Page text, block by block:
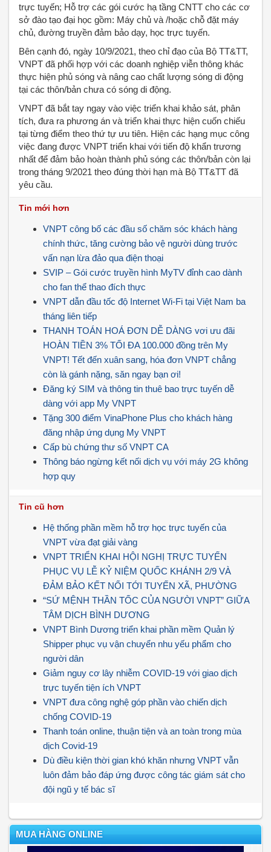
trực tuyến; Hỗ trợ các gói cước hạ tầng CNTT cho các cơ
sở đào tạo đại học gồm: Máy chủ và /hoặc chỗ đặt máy
chủ, đường truyền đảm bảo dạy, học trực tuyến.
Bên cạnh đó, ngày 10/9/2021, theo chỉ đạo của Bộ TT&TT,
VNPT đã phối hợp với các doanh nghiệp viễn thông khác
thực hiện phủ sóng và nâng cao chất lượng sóng di động
tại các thôn/bản chưa có sóng di động.
VNPT đã bắt tay ngay vào việc triển khai khảo sát, phân
tích, đưa ra phương án và triển khai thực hiện cuốn chiếu
tại từng điểm theo thứ tự ưu tiên. Hiện các hạng mục công
việc đang được VNPT triển khai với tiến độ khẩn trương
nhất để đảm bảo hoàn thành phủ sóng các thôn/bản còn lại
trong tháng 9/2021 theo đúng thời hạn mà Bộ TT&TT đã
yêu cầu.
Tin mới hơn
VNPT công bố các đầu số chăm sóc khách hàng
chính thức, tăng cường bảo vệ người dùng trước
vấn nạn lừa đảo qua điện thoại
SVIP – Gói cước truyền hình MyTV đỉnh cao dành
cho fan thể thao đích thực
VNPT dẫn đầu tốc độ Internet Wi-Fi tại Việt Nam ba
tháng liên tiếp
THANH TOÁN HOÁ ĐƠN DỄ DÀNG vơi ưu đãi
HOÀN TIỀN 3% TỐI ĐA 100.000 đồng trên My
VNPT! Tết đến xuân sang, hóa đơn VNPT chẳng
còn là gánh nặng, săn ngay bạn ơi!
Đăng ký SIM và thông tin thuê bao trực tuyến dễ
dàng với app My VNPT
Tặng 300 điểm VinaPhone Plus cho khách hàng
đăng nhập ứng dụng My VNPT
Cấp bù chứng thư số VNPT CA
Thông báo ngừng kết nối dịch vụ với máy 2G không
hợp quy
Tin cũ hơn
Hệ thống phần mềm hỗ trợ học trực tuyến của
VNPT vừa đạt giải vàng
VNPT TRIỂN KHAI HỘI NGHỊ TRỰC TUYẾN
PHỤC VỤ LỄ KỶ NIỆM QUỐC KHÁNH 2/9 VÀ
ĐẢM BẢO KẾT NỐI TỚI TUYẾN XÃ, PHƯỜNG
“SỨ MỆNH THẦN TỐC CỦA NGƯỜI VNPT” GIỮA
TÂM DỊCH BÌNH DƯƠNG
VNPT Bình Dương triển khai phần mềm Quản lý
Shipper phục vụ vận chuyển nhu yếu phẩm cho
người dân
Giảm nguy cơ lây nhiễm COVID-19 với giao dịch
trực tuyến tiện ích VNPT
VNPT đưa công nghệ góp phần vào chiến dịch
chống COVID-19
Thanh toán online, thuận tiện và an toàn trong mùa
dịch Covid-19
Dù điều kiện thời gian khó khăn nhưng VNPT vẫn
luôn đảm bảo đáp ứng được công tác giám sát cho
đội ngũ y tế bác sĩ
MUA HÀNG ONLINE